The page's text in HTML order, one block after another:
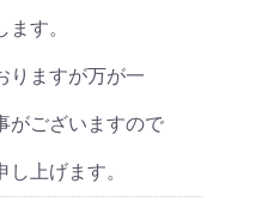
す。
りますが万が一
がございますので
上げます。